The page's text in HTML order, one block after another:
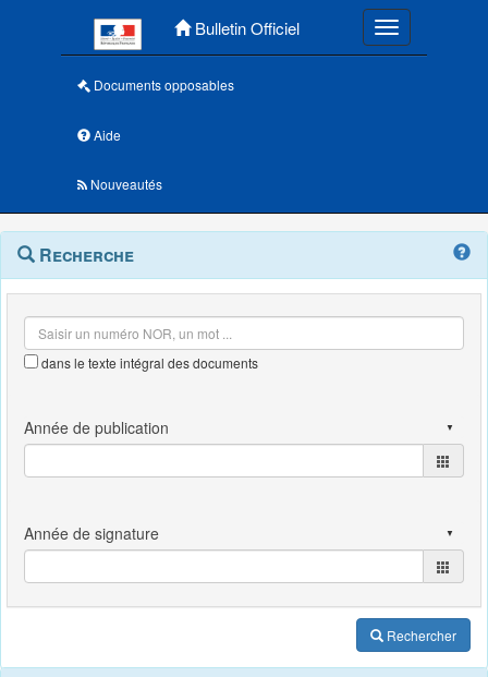
Bulletin Officiel Toggle
Documents opposables
Aide
Nouveautés
Navigation
outils
Menu
contextuel
Recherche
dans le texte intégral des documents
Rechercher